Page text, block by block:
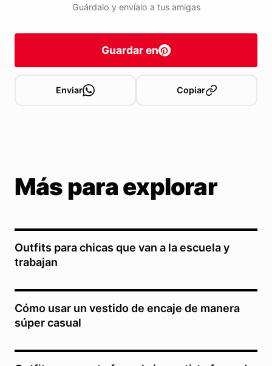
Guárdalo y envíalo a tus amigas
Guardar en
Enviar Copiar
Más para explorar
Outfits para chicas que van a la escuela y
trabajan
Cómo usar un vestido de encaje de manera
súper casual